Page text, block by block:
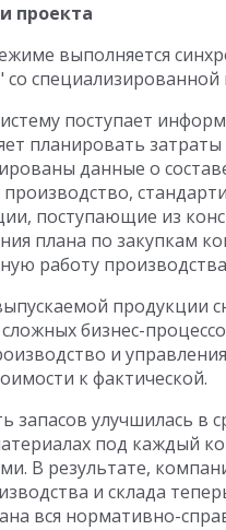
проекта
выполняется
специализированной
поступает
планировать
данные о
производство,
поступающие из
плана по закупкам
работу
продукции
бизнес-
и
к фактической.
запасов улучшилась в
под каждый
В результате,
и склада
вся нормативно-